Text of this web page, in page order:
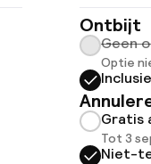
Ontbijt
Geen
Optie
Gratis
Tot 3
Niet-